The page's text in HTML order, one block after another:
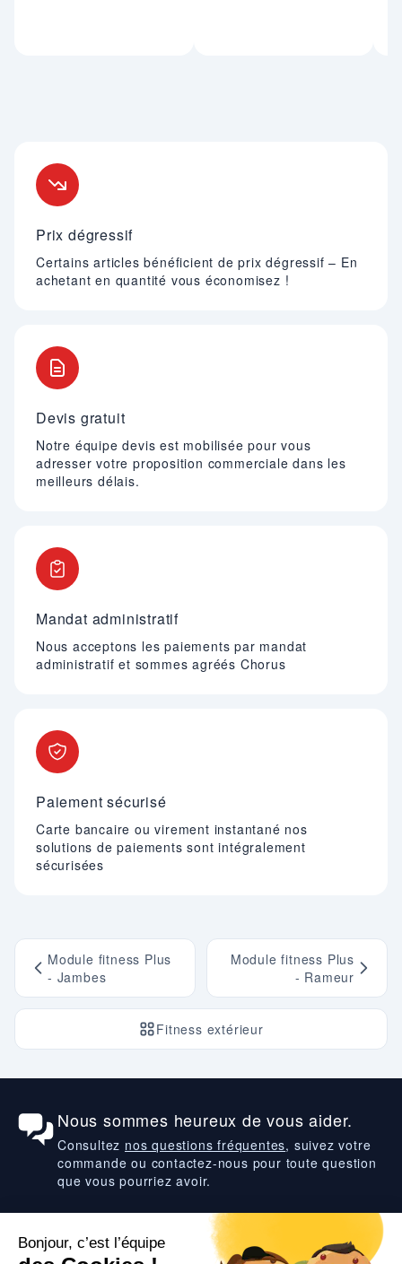
Prix dégressif
Certains articles bénéficient de prix dégressif – En
achetant en quantité vous économisez !
Devis gratuit
Notre équipe devis est mobilisée pour vous
adresser votre proposition commerciale dans les
meilleurs délais.
Mandat administratif
Nous acceptons les paiements par mandat
administratif et sommes agréés Chorus
Paiement sécurisé
Carte bancaire ou virement instantané nos
solutions de paiements sont intégralement
sécurisées
Module fitness Plus
- Jambes
Fitness extérieur
Module fitness Plus
- Rameur
Nous sommes heureux de vous aider.
Consultez nos questions fréquentes, suivez votre
commande ou contactez-nous pour toute question
que vous pourriez avoir.
Suivez-nous